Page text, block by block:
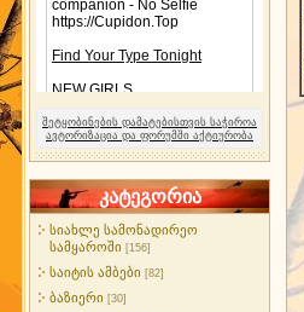
შეტყობინების დამატებისთვის საჭიროა
ავტორიზაცია და ფორუმში აქტიურობა
კატეგორია
სიახლე სამონადირეო
სამყაროში [156]
საიტის ამბები [82]
ბაზიერი [30]